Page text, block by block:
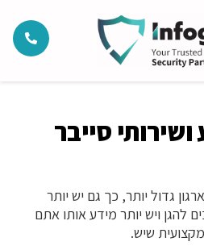
סייבר
גדול יותר, כך גם יש יותר
להגן ויש יותר מידע אותו אתם
שיש.